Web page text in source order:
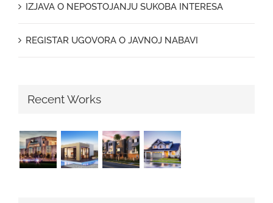
IZJAVA O NEPOSTOJANJU SUKOBA INTERESA
REGISTAR UGOVORA O JAVNOJ NABAVI
Recent Works